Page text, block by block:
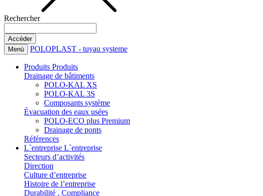
Rechercher
Menü POLOPLAST - tuyau systeme
Produits Produits
Drainage de bâtiments
POLO-KAL XS
POLO-KAL 3S
Composants système
Évacuation des eaux usées
POLO-ECO plus Premium
Drainage de ponts
Références
L`entreprise L`entreprise
Secteurs d’activités
Direction
Culture d’entreprise
Histoire de l’entreprise
Durabilité . Compliance